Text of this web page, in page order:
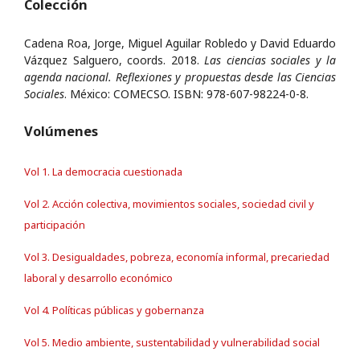
Colección
Cadena Roa, Jorge, Miguel Aguilar Robledo y David Eduardo
Vázquez Salguero, coords. 2018. Las ciencias sociales y la
agenda nacional. Reflexiones y propuestas desde las Ciencias
Sociales. México: COMECSO. ISBN: 978-607-98224-0-8.
Volúmenes
Vol 1. La democracia cuestionada
Vol 2. Acción colectiva, movimientos sociales, sociedad civil y
participación
Vol 3. Desigualdades, pobreza, economía informal, precariedad
laboral y desarrollo económico
Vol 4. Políticas públicas y gobernanza
Vol 5. Medio ambiente, sustentabilidad y vulnerabilidad social